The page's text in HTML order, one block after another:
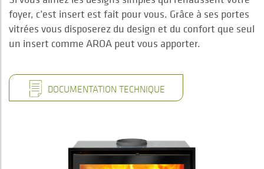
foyer, c’est insert est fait pour vous. Grâce à ses portes
vitrées vous disposerez du design et du confort que seul
un insert comme AROA peut vous apporter.
DOCUMENTATION TECHNIQUE